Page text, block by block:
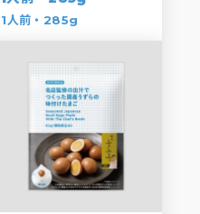
1人前・285g